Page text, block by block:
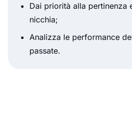
Dai priorità alla pertinenza
nicchia;
Analizza le performance
passate.